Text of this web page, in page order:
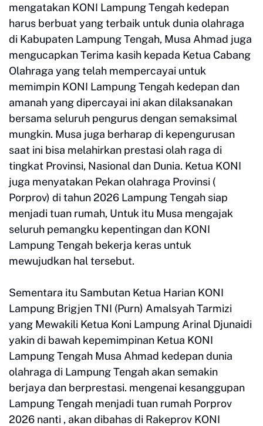
mengatakan KONI Lampung Tengah kedepan
harus berbuat yang terbaik untuk dunia olahraga
di Kabupaten Lampung Tengah, Musa Ahmad juga
mengucapkan Terima kasih kepada Ketua Cabang
Olahraga yang telah mempercayai untuk
memimpin KONI Lampung Tengah kedepan dan
amanah yang dipercayai ini akan dilaksanakan
bersama seluruh pengurus dengan semaksimal
mungkin. Musa juga berharap di kepengurusan
saat ini bisa melahirkan prestasi olah raga di
tingkat Provinsi, Nasional dan Dunia. Ketua KONI
juga menyatakan Pekan olahraga Provinsi (
Porprov) di tahun 2026 Lampung Tengah siap
menjadi tuan rumah, Untuk itu Musa mengajak
seluruh pemangku kepentingan dan KONI
Lampung Tengah bekerja keras untuk
mewujudkan hal tersebut.
Sementara itu Sambutan Ketua Harian KONI
Lampung Brigjen TNI (Purn) Amalsyah Tarmizi
yang Mewakili Ketua Koni Lampung Arinal Djunaidi
yakin di bawah kepemimpinan Ketua KONI
Lampung Tengah Musa Ahmad kedepan dunia
olahraga di Lampung Tengah akan semakin
berjaya dan berprestasi. mengenai kesanggupan
Lampung Tengah menjadi tuan rumah Porprov
2026 nanti , akan dibahas di Rakeprov KONI